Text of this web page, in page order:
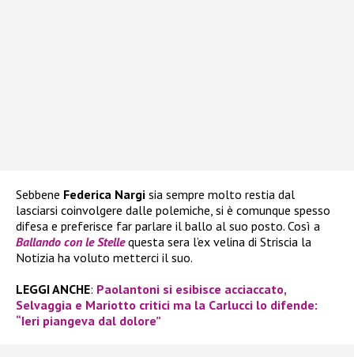
Sebbene Federica Nargi sia sempre molto restia dal
lasciarsi coinvolgere dalle polemiche, si è comunque spesso
difesa e preferisce far parlare il ballo al suo posto. Così a
Ballando con le Stellequesta sera l’ex velina di Striscia la
Notizia ha voluto metterci il suo.
LEGGI ANCHE: Paolantoni si esibisce acciaccato,
Selvaggia e Mariotto critici ma la Carlucci lo difende:
“Ieri piangeva dal dolore”